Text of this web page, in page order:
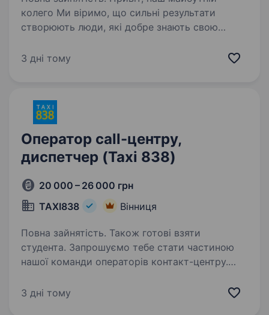
колего Ми віримо, що сильні результати
створюють люди, які добре знають свою
У Dnipro-M ми будуємо команду майстрів
3 дні тому
Оператор call-центру,
диспетчер (Taxi 838)
20 000 – 26 000 грн
TAXI838
Вінниця
Повна зайнятість. Також готові взяти
студента. Запрошуємо тебе стати частиною
нашої команди операторів контакт-центру.
Що ми пропонуємо: Зручний графік: 2/2
3 дні тому